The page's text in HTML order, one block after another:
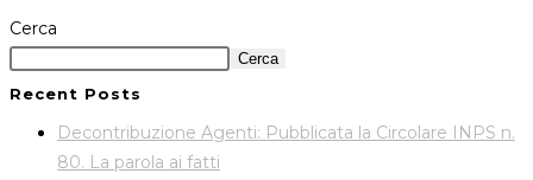
Cerca
Cerca
Recent Posts
Decontribuzione Agenti: Pubblicata la Circolare INPS n.
80. La parola ai fatti